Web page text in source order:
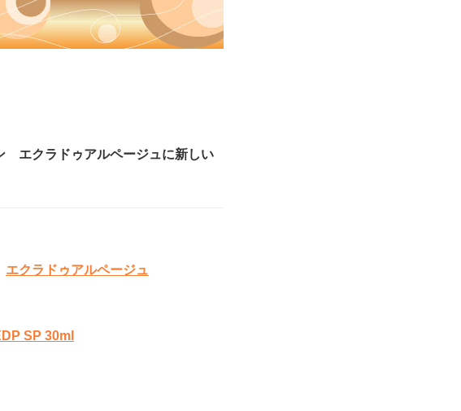
エクラドゥアルページュに新しい
エクラドゥアルページュ
SP 30ml